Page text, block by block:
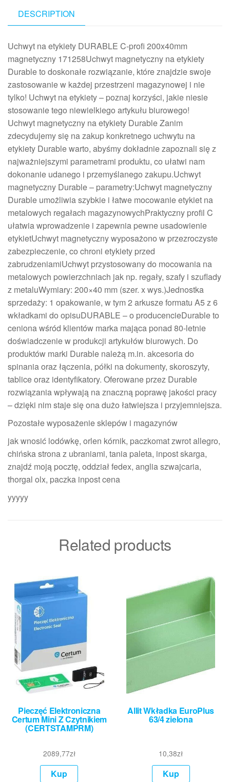
DESCRIPTION
Uchwyt na etykiety DURABLE C-profi 200x40mm
magnetyczny 171258Uchwyt magnetyczny na etykiety
Durable to doskonałe rozwiązanie, które znajdzie swoje
zastosowanie w każdej przestrzeni magazynowej i nie
tylko! Uchwyt na etykiety – poznaj korzyści, jakie niesie
stosowanie tego niewielkiego artykułu biurowego!
Uchwyt magnetyczny na etykiety Durable Zanim
zdecydujemy się na zakup konkretnego uchwytu na
etykiety Durable warto, abyśmy dokładnie zapoznali się z
najważniejszymi parametrami produktu, co ułatwi nam
dokonanie udanego i przemyślanego zakupu.Uchwyt
magnetyczny Durable – parametry:Uchwyt magnetyczny
Durable umożliwia szybkie i łatwe mocowanie etykiet na
metalowych regałach magazynowychPraktyczny profil C
ułatwia wprowadzenie i zapewnia pewne usadowienie
etykietUchwyt magnetyczny wyposażono w przezroczyste
zabezpieczenie, co chroni etykiety przed
zabrudzeniamiUchwyt przystosowany do mocowania na
metalowych powierzchniach jak np. regały, szafy i szuflady
z metaluWymiary: 200×40 mm (szer. x wys.)Jednostka
sprzedaży: 1 opakowanie, w tym 2 arkusze formatu A5 z 6
wkładkami do opisuDURABLE – o producencieDurable to
ceniona wśród klientów marka mająca ponad 80-letnie
doświadczenie w produkcji artykułów biurowych. Do
produktów marki Durable należą m.in. akcesoria do
spinania oraz łączenia, półki na dokumenty, skoroszyty,
tablice oraz identyfikatory. Oferowane przez Durable
rozwiązania wpływają na znaczną poprawę jakości pracy
– dzięki nim staje się ona dużo łatwiejsza i przyjemniejsza.
Pozostałe wyposażenie sklepów i magazynów
jak wnosić lodówkę, orlen kórnik, paczkomat zwrot allegro,
chińska strona z ubraniami, tania paleta, inpost skarga,
znajdź moją pocztę, oddział fedex, anglia szwajcaria,
thorgal olx, paczka inpost cena
yyyyy
Related products
Pieczęć Elektroniczna
Certum Mini Z Czytnikiem
(CERTSTAMPRM)
2089,77zł
Kup
Allit Wkładka EuroPlus
63/4 zielona
10,38zł
Kup